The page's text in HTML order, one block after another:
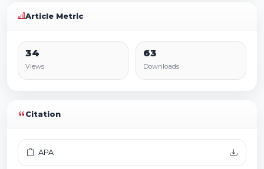
Article Metric
34
Views
63
Downloads
Citation
APA